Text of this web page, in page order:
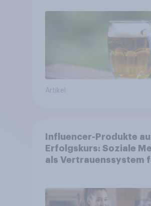
Artikel
Influencer-Produkte
Erfolgskurs: Soziale
als Vertrauenssystem